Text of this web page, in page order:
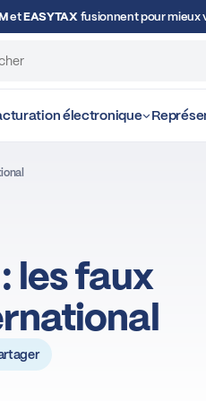
etEASYTAX fusionnent pour mieux
électronique
les faux